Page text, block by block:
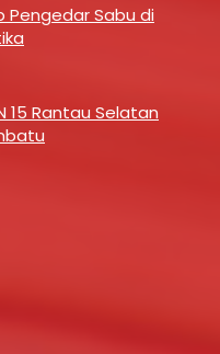
Pengedar Sabu di
15 Rantau Selatan